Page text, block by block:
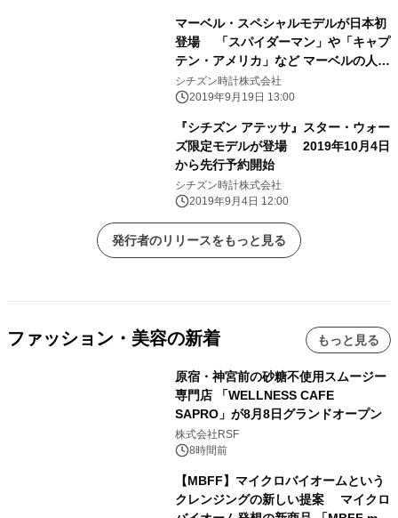
モデル～ 2019年11月下旬発売予定
マーベル・スペシャルモデルが日本初
登場 「スパイダーマン」や「キャプ
テン・アメリカ」など マーベルの人気
キャラクターをモチーフにした全9モ
デルを 2019年10月下旬発売
シチズン時計株式会社
2019年9月19日 13:00
『シチズン アテッサ』スター・ウォー
ズ限定モデルが登場 2019年10月4日
から先行予約開始
シチズン時計株式会社
2019年9月4日 12:00
発行者のリリースをもっと見る
ファッション・美容の新着 もっと見る
原宿・神宮前の砂糖不使用スムージー
専門店 「WELLNESS CAFE
SAPRO」が8月8日グランドオープン
株式会社RSF
8時間前
【MBFF】マイクロバイオームという
クレンジングの新しい提案 マイクロ